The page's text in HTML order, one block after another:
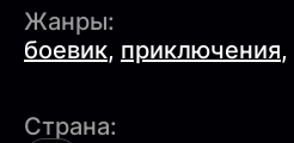
Жанры:
боевик, приключения,
Страна: